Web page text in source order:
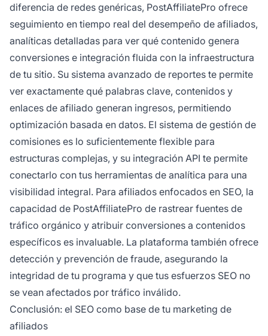
diferencia de redes genéricas, PostAffiliatePro ofrece
seguimiento en tiempo real del desempeño de afiliados,
analíticas detalladas para ver qué contenido genera
conversiones e integración fluida con la infraestructura
de tu sitio. Su sistema avanzado de reportes te permite
ver exactamente qué palabras clave, contenidos y
enlaces de afiliado generan ingresos, permitiendo
optimización basada en datos. El sistema de gestión de
comisiones es lo suficientemente flexible para
estructuras complejas, y su integración API te permite
conectarlo con tus herramientas de analítica para una
visibilidad integral. Para afiliados enfocados en SEO, la
capacidad de PostAffiliatePro de rastrear fuentes de
tráfico orgánico y atribuir conversiones a contenidos
específicos es invaluable. La plataforma también ofrece
detección y prevención de fraude, asegurando la
integridad de tu programa y que tus esfuerzos SEO no
se vean afectados por tráfico inválido.
Conclusión: el SEO como base de tu marketing de
afiliados